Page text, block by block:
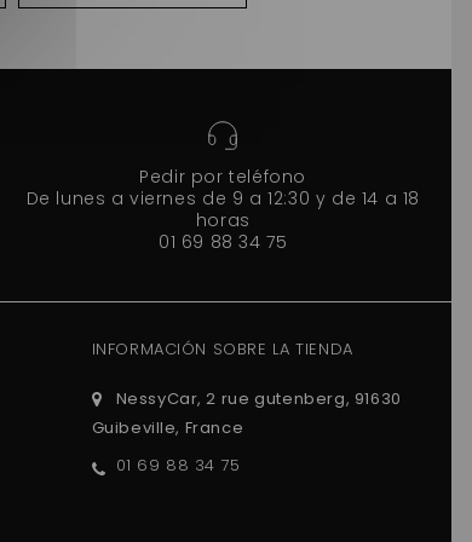
Pedir por teléfono
De lunes a viernes de 9 a 12:30 y de 14 a 18
horas
01 69 88 34 75
INFORMACIÓN SOBRE LA TIENDA
NessyCar, 2 rue gutenberg, 91630
Guibeville, France
01 69 88 34 75